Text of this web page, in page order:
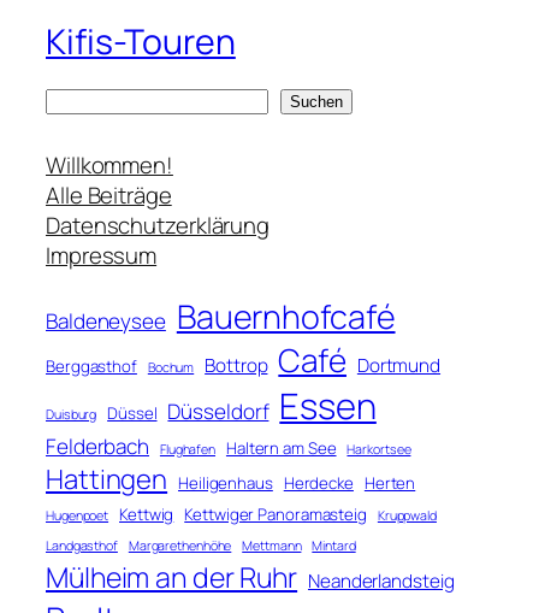
Kifis-Touren
c
h
e
n
Suchen
Willkommen!
Alle Beiträge
Datenschutzerklärung
Impressum
Baldeneysee Bauernhofcafé
Berggasthof Bochum Bottrop Café Dortmund
Duisburg Düssel Düsseldorf Essen
Felderbach Flughafen Haltern am See Harkortsee
Hattingen Heiligenhaus Herdecke Herten
Hugenpoet Kettwig Kettwiger Panoramasteig
Kruppwald
Landgasthof
Margarethenhöhe Mettmann Mintard
Mülheim an der Ruhr Neanderlandsteig